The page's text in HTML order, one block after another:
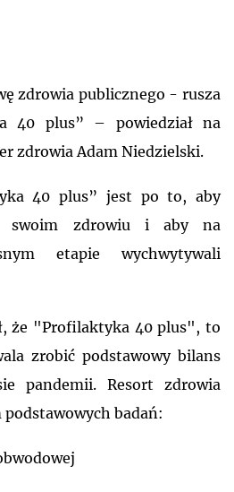
zdrowia publicznego - rusza
40 plus” – powiedział na
zdrowia Adam Niedzielski.
40 plus” jest po to, aby
swoim zdrowiu i aby na
etapie wychwytywali
że "Profilaktyka 40 plus", to
zrobić podstawowy bilans
pandemii. Resort zdrowia
badań: